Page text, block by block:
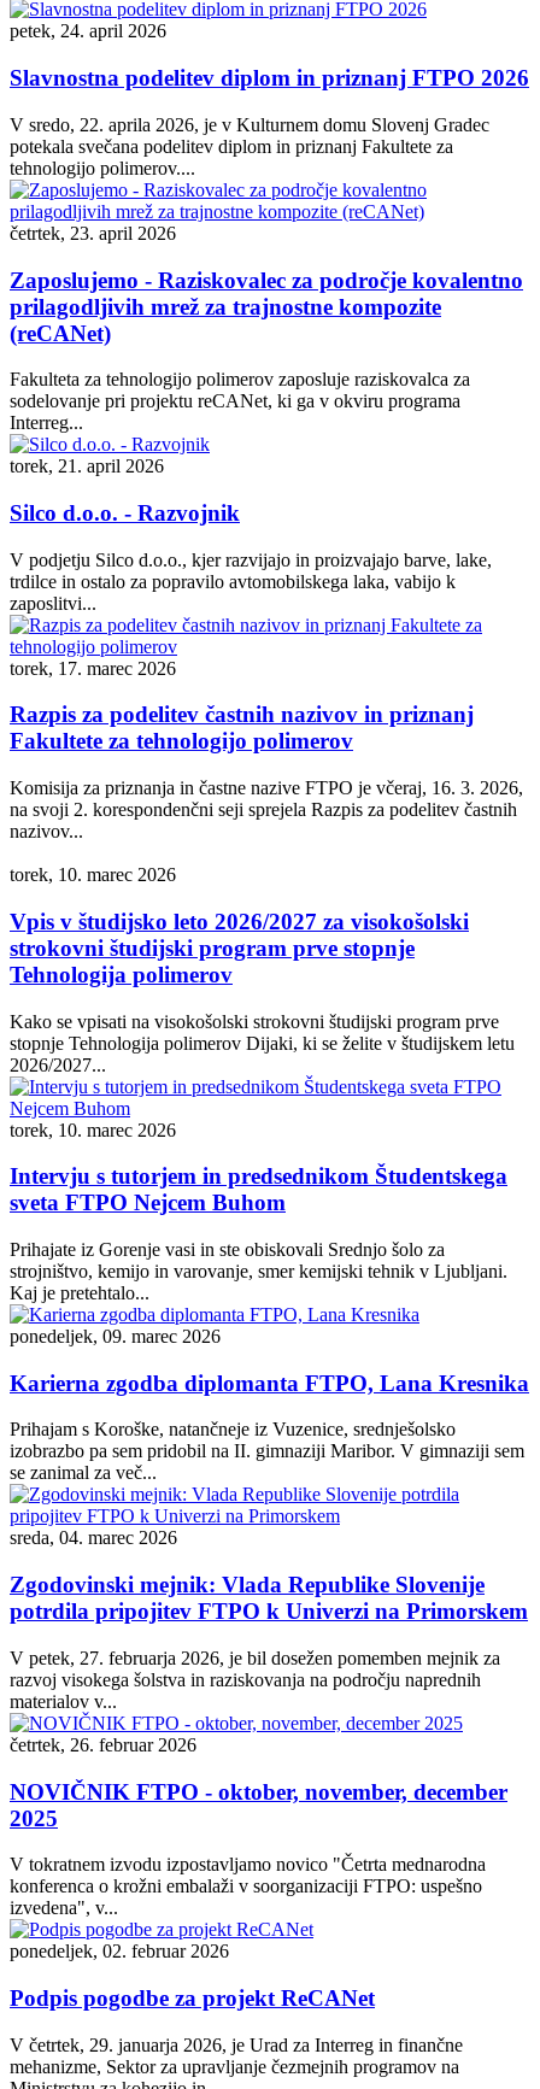
petek, 24. april 2026
Slavnostna podelitev diplom in priznanj FTPO 2026
V sredo, 22. aprila 2026, je v Kulturnem domu Slovenj Gradec
potekala svečana podelitev diplom in priznanj Fakultete za
tehnologijo polimerov....
četrtek, 23. april 2026
Zaposlujemo - Raziskovalec za področje kovalentno
prilagodljivih mrež za trajnostne kompozite
(reCANet)
Fakulteta za tehnologijo polimerov zaposluje raziskovalca za
sodelovanje pri projektu reCANet, ki ga v okviru programa
Interreg...
torek, 21. april 2026
Silco d.o.o. - Razvojnik
V podjetju Silco d.o.o., kjer razvijajo in proizvajajo barve, lake,
trdilce in ostalo za popravilo avtomobilskega laka, vabijo k
zaposlitvi...
torek, 17. marec 2026
Razpis za podelitev častnih nazivov in priznanj
Fakultete za tehnologijo polimerov
Komisija za priznanja in častne nazive FTPO je včeraj, 16. 3. 2026,
na svoji 2. korespondenčni seji sprejela Razpis za podelitev častnih
nazivov...
torek, 10. marec 2026
Vpis v študijsko leto 2026/2027 za visokošolski
strokovni študijski program prve stopnje
Tehnologija polimerov
Kako se vpisati na visokošolski strokovni študijski program prve
stopnje Tehnologija polimerov Dijaki, ki se želite v študijskem letu
2026/2027...
torek, 10. marec 2026
Intervju s tutorjem in predsednikom Študentskega
sveta FTPO Nejcem Buhom
Prihajate iz Gorenje vasi in ste obiskovali Srednjo šolo za
strojništvo, kemijo in varovanje, smer kemijski tehnik v Ljubljani.
Kaj je pretehtalo...
ponedeljek, 09. marec 2026
Karierna zgodba diplomanta FTPO, Lana Kresnika
Prihajam s Koroške, natančneje iz Vuzenice, srednješolsko
izobrazbo pa sem pridobil na II. gimnaziji Maribor. V gimnaziji sem
se zanimal za več...
sreda, 04. marec 2026
Zgodovinski mejnik: Vlada Republike Slovenije
potrdila pripojitev FTPO k Univerzi na Primorskem
V petek, 27. februarja 2026, je bil dosežen pomemben mejnik za
razvoj visokega šolstva in raziskovanja na področju naprednih
materialov v...
četrtek, 26. februar 2026
NOVIČNIK FTPO - oktober, november, december
2025
V tokratnem izvodu izpostavljamo novico "Četrta mednarodna
konferenca o krožni embalaži v soorganizaciji FTPO: uspešno
izvedena", v...
ponedeljek, 02. februar 2026
Podpis pogodbe za projekt ReCANet
V četrtek, 29. januarja 2026, je Urad za Interreg in finančne
mehanizme, Sektor za upravljanje čezmejnih programov na